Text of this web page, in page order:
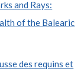
and Rays:
of the Balearic
des requins et